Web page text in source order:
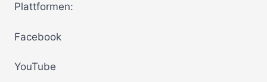
Plattformen:
Facebook
YouTube